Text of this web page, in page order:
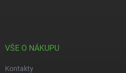
VŠE O NÁKUPU
Kontakty